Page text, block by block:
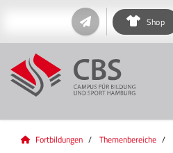
Shop
Fortbildungen Themenbereiche